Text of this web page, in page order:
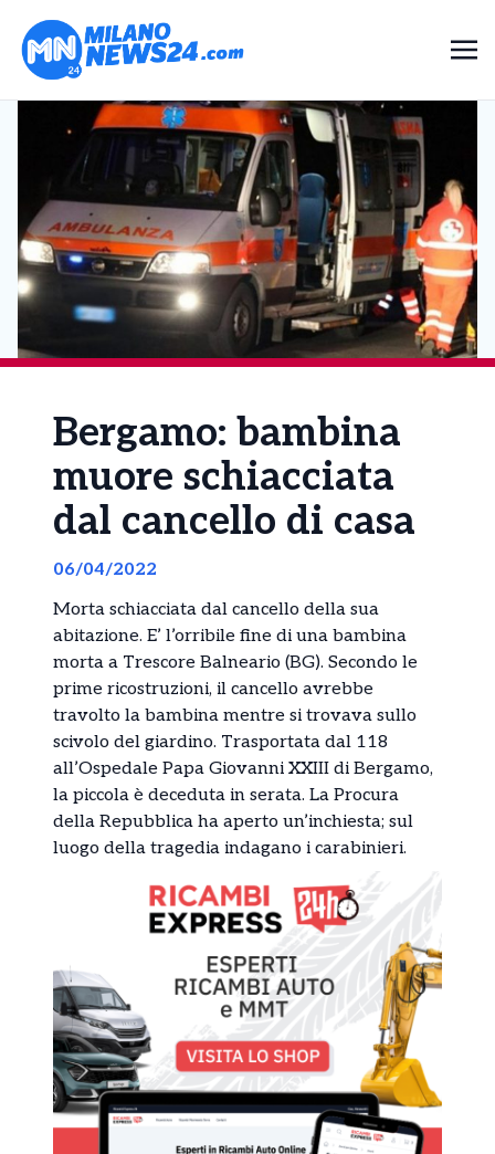
Bergamo: bambina
muore schiacciata
dal cancello di casa
06/04/2022
Morta schiacciata dal cancello della sua
abitazione. E’ l’orribile fine di una bambina
morta a Trescore Balneario (BG). Secondo le
prime ricostruzioni, il cancello avrebbe
travolto la bambina mentre si trovava sullo
scivolo del giardino. Trasportata dal 118
all’Ospedale Papa Giovanni XXIII di Bergamo,
la piccola è deceduta in serata. La Procura
della Repubblica ha aperto un’inchiesta; sul
luogo della tragedia indagano i carabinieri.